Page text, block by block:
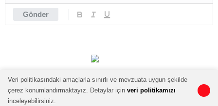
0 0
Gönder
Veri politikasındaki amaçlarla sınırlı ve mevzuata uygun şekilde
çerez konumlandırmaktayız. Detaylar için veri politikamızı
inceleyebilirsiniz.